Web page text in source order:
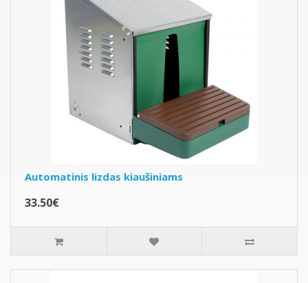
Automatinis lizdas kiaušiniams
33.50€